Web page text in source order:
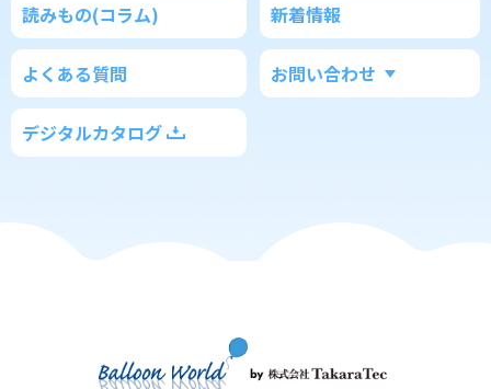
読みもの(コラム) 新着情報
よくある質問 お問い合わせ
デジタルカタログ